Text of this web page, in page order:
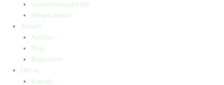
Undervisningsforløb
Messekalender
Aktuelt
Artikler
Blog
Bogtrailere
Om os
Kontakt